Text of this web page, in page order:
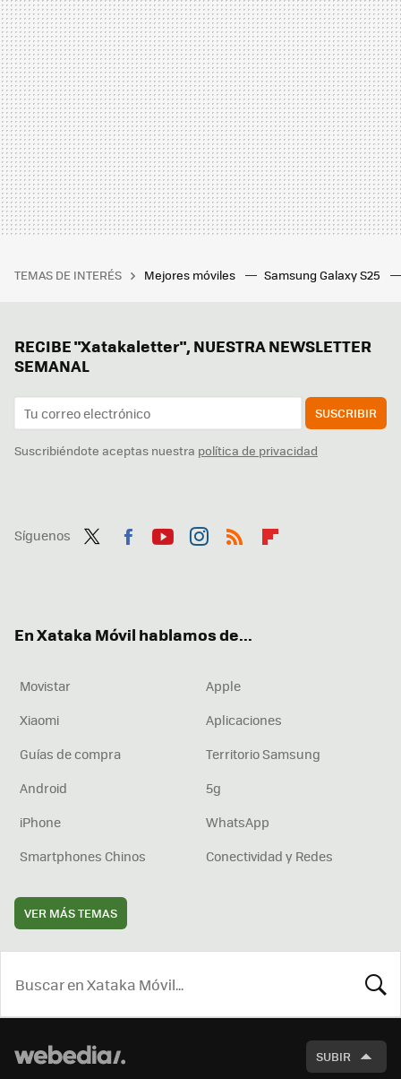
TEMAS DE INTERÉS Mejores móviles Samsung Galaxy S25
RECIBE "Xatakaletter", NUESTRA NEWSLETTER
SEMANAL
SUSCRIBIR
Suscribiéndote aceptas nuestra política de privacidad
Síguenos
En Xataka Móvil hablamos de...
Movistar
Apple
Xiaomi
Aplicaciones
Guías de compra
Territorio Samsung
Android
5g
iPhone
WhatsApp
Smartphones Chinos
Conectividad y Redes
VER MÁS TEMAS
SUBIR